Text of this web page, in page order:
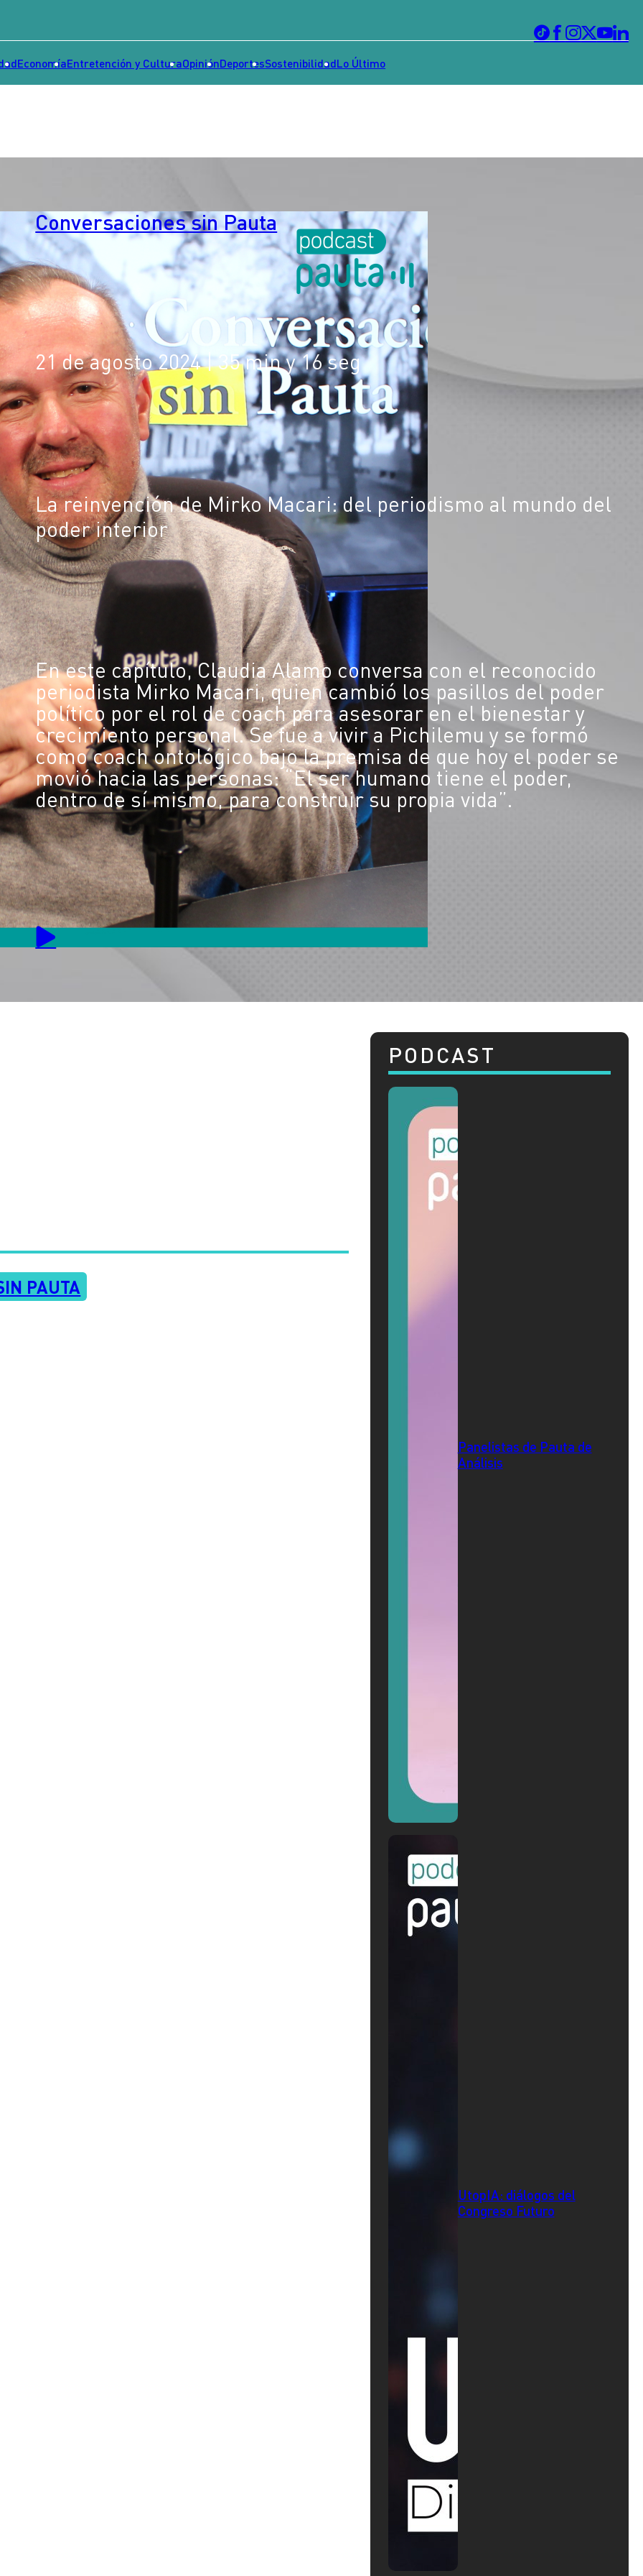
EconomíaEntretención y CulturaOpiniónDeportesSostenibilidadLo Último
Conversaciones sin Pauta
21 de agosto 2024| 35 min y 16 seg
La reinvención de Mirko Macari: del periodismo al mundo del
poder interior
En este capítulo, Claudia Alamo conversa con el reconocido
periodista Mirko Macari, quien cambió los pasillos del poder
político por el rol de coach para asesorar en el bienestar y
crecimiento personal. Se fue a vivir a Pichilemu y se formó
como coach ontológico bajo la premisa de que hoy el poder se
movió hacia las personas: “El ser humano tiene el poder,
dentro de sí mismo, para construir su propia vida”.
PAUTA
PODCAST
Panelistas de Pauta de
Análisis
UtopIA: diálogos del
Congreso Futuro